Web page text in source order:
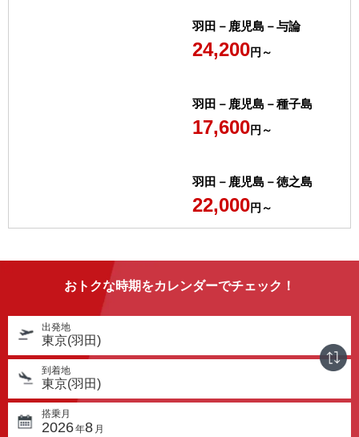
羽田－鹿児島－与論
24,200円～
羽田－鹿児島－種子島
17,600円～
羽田－鹿児島－徳之島
22,000円～
おトクな時期をカレンダーでチェック！
出発地
東京(羽田)
到着地
東京(羽田)
搭乗月
2026年8 月